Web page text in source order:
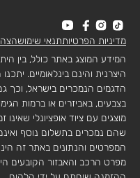
מדיניות הפרטיותתנאי שימוש
המידע המוצג באתר כולל, בין
היצרנית והינם בינלאומיים.
הדגמים הנמכרים בישראל, וכך
בצבעים, באביזרים או ברמות
מוצגים עם ציוד אופציונלי
שהם נמכרים בתשלום נוסף
המפרטים והנתונים באתר זה
מפרט הרכב והאבזור הקובעים